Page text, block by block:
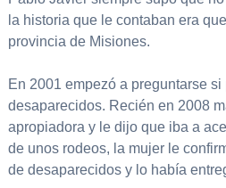
la historia que le contaban era
provincia de Misiones.
En 2001 empezó a preguntarse
desaparecidos. Recién en 2008
apropiadora y le dijo que iba a
de unos rodeos, la mujer le
de desaparecidos y lo había